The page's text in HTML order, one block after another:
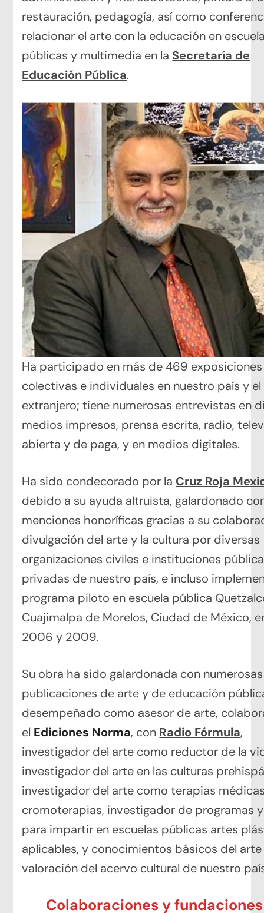
restauración, pedagogía, así como
relacionar el arte con la educación en
públicas y multimedia en la Secretaría de
Educación Pública.
Ha participado en más de 469 exposiciones
colectivas e individuales en nuestro país y el
extranjero; tiene numerosas entrevistas en
medios impresos, prensa escrita, radio,
abierta y de paga, y en medios digitales.
Ha sido condecorado por la Cruz Roja
debido a su ayuda altruista, galardonado
menciones honoríficas gracias a su
divulgación del arte y la cultura por diversas
organizaciones civiles e instituciones
privadas de nuestro país, e incluso
programa piloto en escuela pública
Cuajimalpa de Morelos, Ciudad de México,
2006 y 2009.
Su obra ha sido galardonada con numerosas
publicaciones de arte y de educación
desempeñado como asesor de arte,
el Ediciones Norma, con Radio Fórmula,
investigador del arte como reductor de la
investigador del arte en las culturas
investigador del arte como terapias
cromoterapias, investigador de programas
para impartir en escuelas públicas artes
aplicables, y conocimientos básicos del
valoración del acervo cultural de nuestro
Colaboraciones y